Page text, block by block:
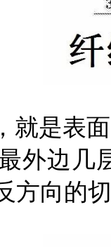
就是表
外边几
方向的